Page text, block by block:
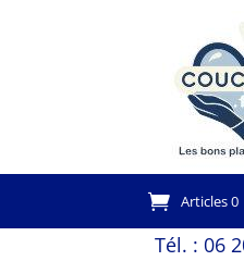
Articles 0
Tél. : 06